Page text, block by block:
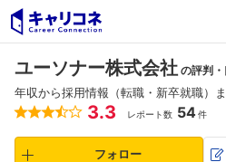
ユーソナー株式会社 の評判
年収から採用情報（転職・新卒就職）
3.3 レポート数 54件
フォロー